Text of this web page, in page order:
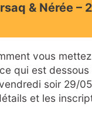
▼
& Nérée –
vous
qui est
soir 29/
et les